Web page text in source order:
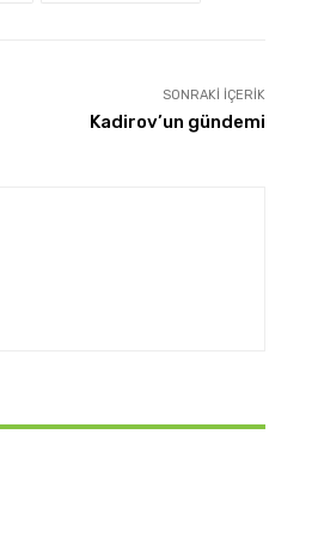
SONRAKI İÇERIK
Kadirov’un gündemi